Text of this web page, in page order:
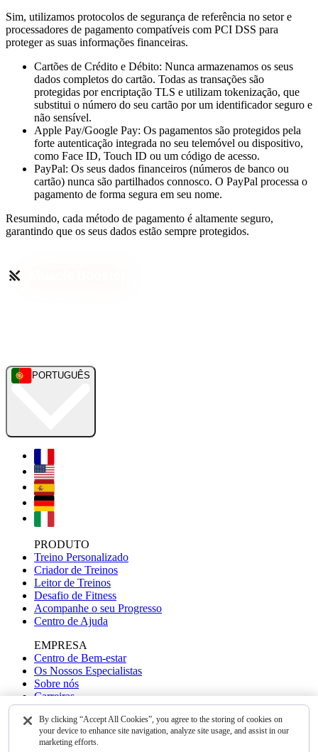
Sim, utilizamos protocolos de segurança de referência no setor e
processadores de pagamento compatíveis com PCI DSS para
proteger as suas informações financeiras.
Cartões de Crédito e Débito: Nunca armazenamos os seus
dados completos do cartão. Todas as transações são
protegidas por encriptação TLS e utilizam tokenização, que
substitui o número do seu cartão por um identificador seguro e
não sensível.
Apple Pay/Google Pay: Os pagamentos são protegidos pela
forte autenticação integrada no seu telemóvel ou dispositivo,
como Face ID, Touch ID ou um código de acesso.
PayPal: Os seus dados financeiros (números de banco ou
cartão) nunca são partilhados connosco. O PayPal processa o
pagamento de forma segura em seu nome.
Resumindo, cada método de pagamento é altamente seguro,
garantindo que os seus dados estão sempre protegidos.
PORTUGUÊS
PRODUTO
Treino Personalizado
Criador de Treinos
Leitor de Treinos
Desafio de Fitness
Acompanhe o seu Progresso
Centro de Ajuda
EMPRESA
Centro de Bem-estar
Os Nossos Especialistas
Sobre nós
Carreiras
Contacte-nos
AS NOSSAS APPS
WalkFit
By clicking “Accept All Cookies”, you agree to the storing of cookies on
your device to enhance site navigation, analyze site usage, and assist in our
marketing efforts.